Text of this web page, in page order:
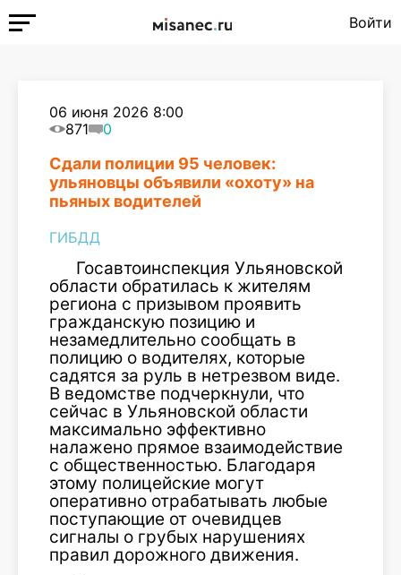
Войти
06 июня 2026 8:00
871
0
Сдали полиции 95 человек:
ульяновцы объявили «охоту» на
пьяных водителей
ГИБДД
Госавтоинспекция Ульяновской
области обратилась к жителям
региона с призывом проявить
гражданскую позицию и
незамедлительно сообщать в
полицию о водителях, которые
садятся за руль в нетрезвом виде.
В ведомстве подчеркнули, что
сейчас в Ульяновской области
максимально эффективно
налажено прямое взаимодействие
с общественностью. Благодаря
этому полицейские могут
оперативно отрабатывать любые
поступающие от очевидцев
сигналы о грубых нарушениях
правил дорожного движения.